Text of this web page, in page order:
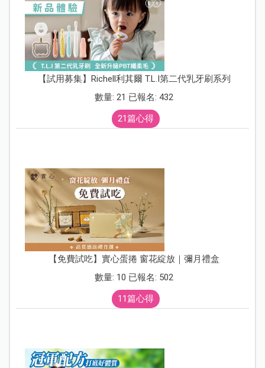
【試用募集】Richell利其爾 T.L.I第二代乳牙刷系列
數量: 21 已報名: 432
21篇心得
【免費試吃】實心蛋捲 窗花綻放｜彌月禮盒
數量: 10 已報名: 502
11篇心得